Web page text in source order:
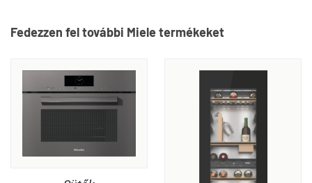
Fedezzen fel további Miele termékeket